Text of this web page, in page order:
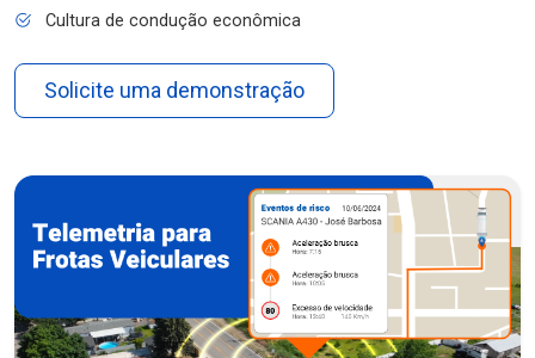
Cultura de condução econômica
Solicite uma demonstração